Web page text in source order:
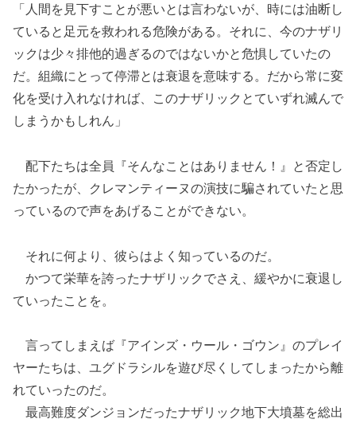
「人間を見下すことが悪いとは言わないが、時には油断し
ていると足元を救われる危険がある。それに、今のナザリ
ックは少々排他的過ぎるのではないかと危惧していたの
だ。組織にとって停滞とは衰退を意味する。だから常に変
化を受け入れなければ、このナザリックとていずれ滅んで
しまうかもしれん」
配下たちは全員『そんなことはありません！』と否定し
たかったが、クレマンティーヌの演技に騙されていたと思
っているので声をあげることができない。
それに何より、彼らはよく知っているのだ。
かつて栄華を誇ったナザリックでさえ、緩やかに衰退し
ていったことを。
言ってしまえば『アインズ・ウール・ゴウン』のプレイ
ヤーたちは、ユグドラシルを遊び尽くしてしまったから離
れていったのだ。
最高難度ダンジョンだったナザリック地下大墳墓を総出